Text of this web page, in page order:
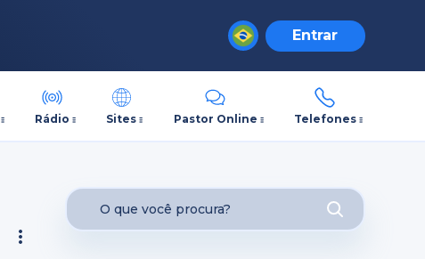
Entrar
Rádio Sites Pastor Online Telefones